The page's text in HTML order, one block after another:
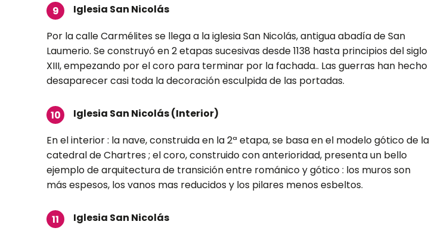
9
Iglesia San Nicolás
Por la calle Carmélites se llega a la iglesia San Nicolás, antigua abadía de San
Laumerio. Se construyó en 2 etapas sucesivas desde 1138 hasta principios del siglo
XIII, empezando por el coro para terminar por la fachada.. Las guerras han hecho
desaparecer casi toda la decoración esculpida de las portadas.
10
Iglesia San Nicolás (Interior)
En el interior : la nave, construida en la 2ª etapa, se basa en el modelo gótico de la
catedral de Chartres ; el coro, construido con anterioridad, presenta un bello
ejemplo de arquitectura de transición entre románico y gótico : los muros son
más espesos, los vanos mas reducidos y los pilares menos esbeltos.
11
Iglesia San Nicolás